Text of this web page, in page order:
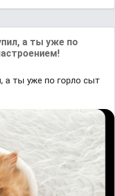
а ты уже по
а ты уже по горло сыт